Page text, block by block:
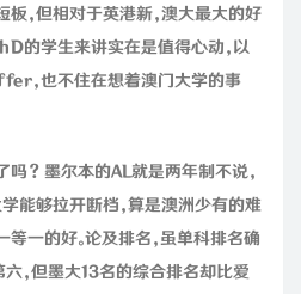
，但相对于英港新，澳大最大的好
的学生来讲实在是值得心动，以
，也不住在想着澳门大学的事
吗？墨尔本的AL就是两年制不说，
能够拉开断档，算是澳洲少有的难
一的好。论及排名，虽单科排名确
，但墨大13名的综合排名却比爱